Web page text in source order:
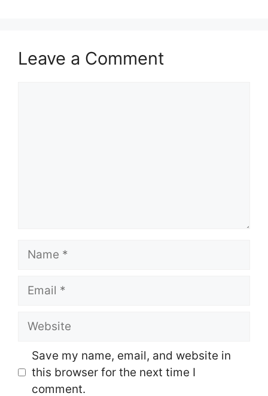
Leave a Comment
Name
Email
Website
Save my name, email, and website in
this browser for the next time I
comment.